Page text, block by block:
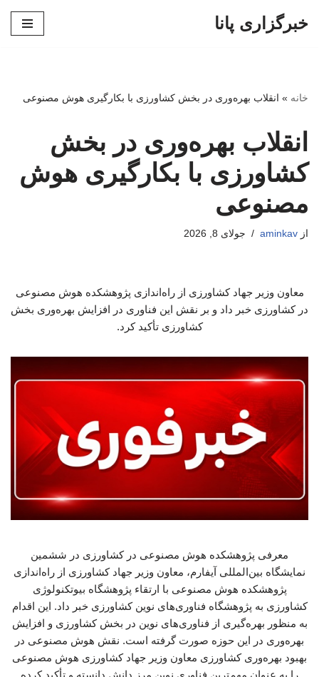
خبرگزاری پانا
خانه » انقلاب بهره‌وری در بخش کشاورزی با بکارگیری هوش مصنوعی
انقلاب بهره‌وری در بخش
کشاورزی با بکارگیری هوش
مصنوعی
از aminkav جولای 8, 2026
معاون وزیر جهاد کشاورزی از راه‌اندازی پژوهشکده هوش مصنوعی
در کشاورزی خبر داد و بر نقش این فناوری در افزایش بهره‌وری بخش
کشاورزی تأکید کرد.
معرفی پژوهشکده هوش مصنوعی در کشاورزی در ششمین
نمایشگاه بین‌المللی آیفارم، معاون وزیر جهاد کشاورزی از راه‌اندازی
پژوهشکده هوش مصنوعی با ارتقاء پژوهشگاه بیوتکنولوژی
کشاورزی به پژوهشگاه فناوری‌های نوین کشاورزی خبر داد. این اقدام
به منظور بهره‌گیری از فناوری‌های نوین در بخش کشاورزی و افزایش
بهره‌وری در این حوزه صورت گرفته است. نقش هوش مصنوعی در
بهبود بهره‌وری کشاورزی معاون وزیر جهاد کشاورزی هوش مصنوعی
را به عنوان مهم‌ترین فناوری نوین مرز دانش دانسته و تأکید کرده